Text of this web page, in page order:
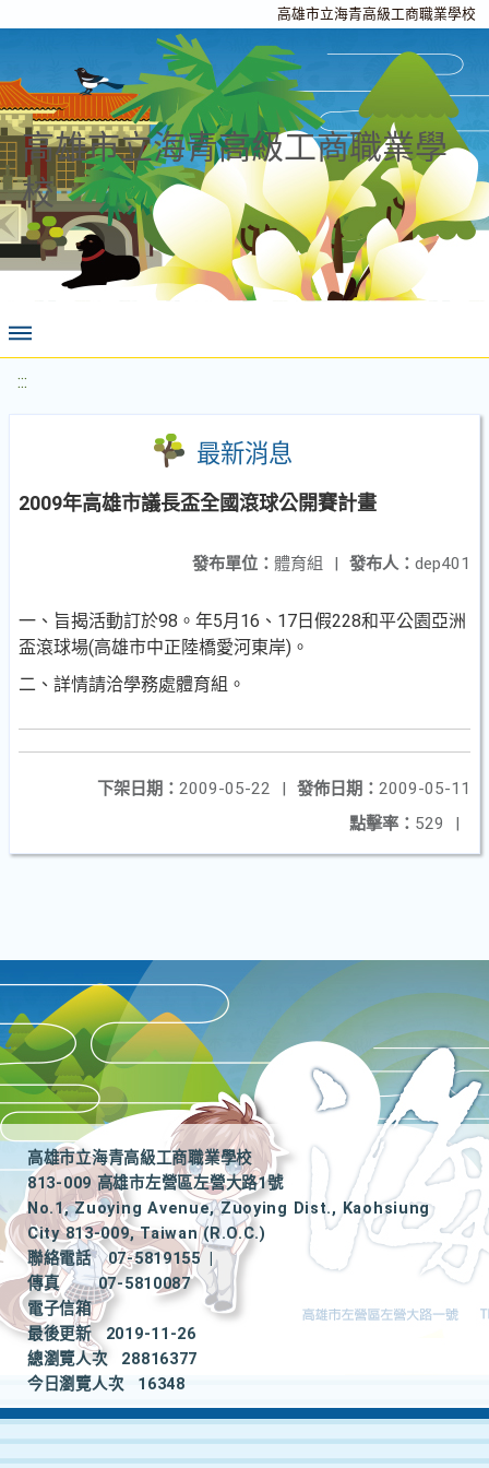
高雄市立海青高級工商職業學校
高雄市立海青高級工商職業學
校
:::
最新消息
2009年高雄市議長盃全國滾球公開賽計畫
發布人： dep401
發布單位： 體育組 |
一、旨揭活動訂於98。年5月16、17日假228和平公園亞洲
盃滾球場(高雄市中正陸橋愛河東岸)。
二、詳情請洽學務處體育組。
發佈日期： 2009-05-11
下架日期： 2009-05-22
|
點擊率： 529 |
高雄市立海青高級工商職業學校
813-009 高雄市左營區左營大路1號
No.1, Zuoying Avenue, Zuoying Dist., Kaohsiung
City 813-009, Taiwan (R.O.C.)
聯絡電話
07-5819155
|
傳真
07-5810087
電子信箱
最後更新
2019-11-26
總瀏覽人次
28816377
今日瀏覽人次
16348